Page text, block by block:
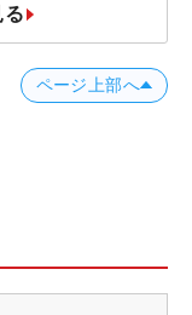
ページ上部へ